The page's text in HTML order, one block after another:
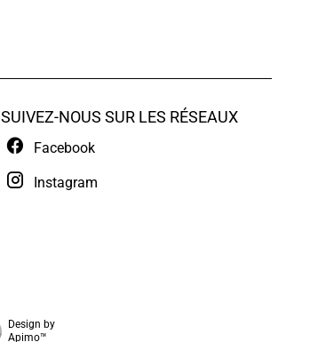
SUIVEZ-NOUS SUR LES RÉSEAUX
Facebook
Instagram
Design by
Apimo™